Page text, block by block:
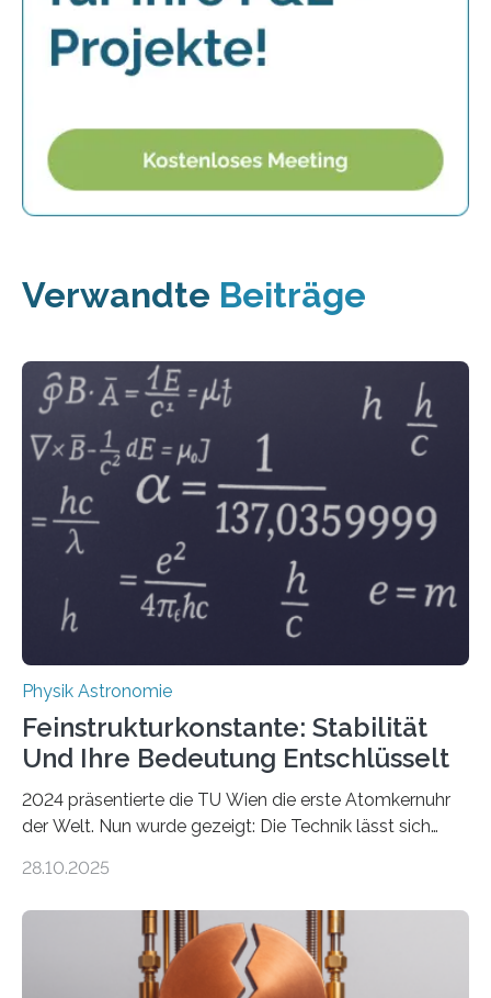
Verwandte Beiträge
Physik Astronomie
Feinstrukturkonstante: Stabilität
Und Ihre Bedeutung Entschlüsselt
2024 präsentierte die TU Wien die erste Atomkernuhr
der Welt. Nun wurde gezeigt: Die Technik lässt sich
fundamentalen Physik nachzugehen. Thorium-
Messungen verwenden. Das hatte man jahrzehntelang
vermutet, weltweit war nach den passenden
Atomkern-Zuständen gesucht worden, 2024 gelang
28.10.2025